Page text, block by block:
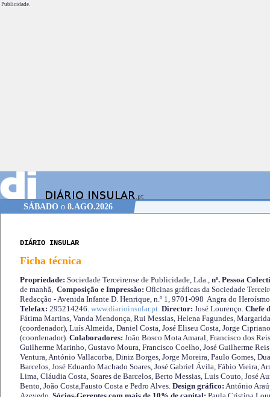
Publicidade.
SÁBADOo 8.AGO.2026
DIÁRIO INSULAR
Ficha técnica
Propriedade: Sociedade Terceirense de Publicidade, Lda., nº. Pessoa
de manhã, Composição e Impressão: Oficinas gráficas da Sociedade
Redacção - Avenida Infante D. Henrique, n.º 1, 9701-098 Angra do
Telefax: 295214246. www.diarioinsular.pt Director: José Lourenço. Chefe
Fátima Martins, Vanda Mendonça, Rui Messias, Helena Fagundes,
(coordenador), Luís Almeida, Daniel Costa, José Eliseu Costa, Jorge
(coordenador). Colaboradores: João Bosco Mota Amaral, Francisco dos
Guilherme Marinho, Gustavo Moura, Francisco Coelho, José Guilherme
Ventura, António Vallacorba, Diniz Borges, Jorge Moreira, Paulo Gomes,
Barcelos, José Eduardo Machado Soares, José Gabriel Ávila, Fábio Vieira,
Lima, Cláudia Costa, Soares de Barcelos, Berto Messias, Luis Couto, José
Bento, João Costa,Fausto Costa e Pedro Alves. Design gráfico: António